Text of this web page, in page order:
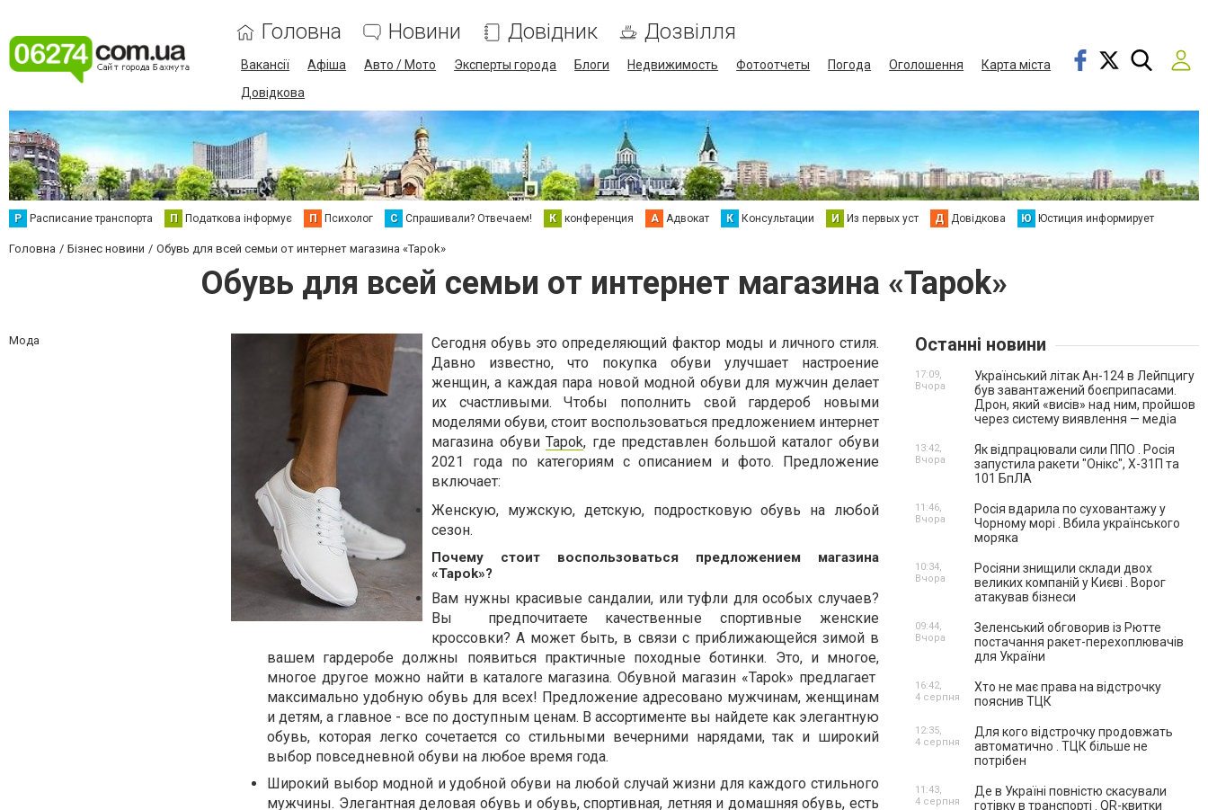
Головна Новини Довідник Дозвілля
Вакансії Афіша Авто / Мото Эксперты города Блоги Недвижимость Фотоотчеты Погода Оголошення
Карта міста
Довідкова
Р Расписание транспорта П Податкова інформує П Психолог С Спрашивали? Отвечаем! К конференция А Адвокат К Консультации И Из первых уст Д Довідкова Ю Юстиция информирует
Головна Бізнес новини Обувь для всей семьи от интернет магазина «Tapok»
Обувь для всей семьи от интернет магазина «Tapok»
Мода
Сегодня обувь это определяющий фактор моды и личного стиля.
Давно известно, что покупка обуви улучшает настроение
женщин, а каждая пара новой модной обуви для мужчин делает
их счастливыми. Чтобы пополнить свой гардероб новыми
моделями обуви, стоит воспользоваться предложением интернет
магазина обувиTapok, где представлен большой каталог обуви
2021 года по категориям с описанием и фото. Предложение
включает:
Женскую, мужскую, детскую, подростковую обувь на любой
сезон.
Почему стоит воспользоваться предложением магазина
«Tapok»?
Вам нужны красивые сандалии, или туфли для особых случаев?
Вы
предпочитаете качественные спортивные женские
кроссовки? А может быть, в связи с приближающейся зимой в
вашем гардеробе должны появиться практичные походные ботинки. Это, и многое,
многое другое можно найти в каталоге магазина. Обувной магазин «Tapok» предлагает
максимально удобную обувь для всех! Предложение адресовано мужчинам, женщинам
и детям, а главное - все по доступным ценам. В ассортименте вы найдете как элегантную
обувь, которая легко сочетается со стильными вечерними нарядами, так и широкий
выбор повседневной обуви на любое время года.
Широкий выбор модной и удобной обуви на любой случай жизни для каждого стильного
мужчины. Элегантная деловая обувь и обувь, спортивная, летняя и домашняя обувь, есть
Останні новини
Український літак Ан-124 в Лейпцигу
був завантажений боєприпасами.
Дрон, який «висів» над ним, пройшов
через систему виявлення — медіа
17:09,
Вчора
Як відпрацювали сили ППО . Росія
запустила ракети "Онікс", Х-31П та
101 БпЛА
13:42,
Вчора
Росія вдарила по суховантажу у
Чорному морі . Вбила українського
моряка
11:46,
Вчора
Росіяни знищили склади двох
великих компаній у Києві . Ворог
атакував бізнеси
10:34,
Вчора
Зеленський обговорив із Рютте
постачання ракет-перехоплювачів
для України
09:44,
Вчора
Хто не має права на відстрочку
пояснив ТЦК
16:42,
4 серпня
Для кого відстрочку продовжать
автоматично . ТЦК більше не
потрібен
12:35,
4 серпня
Де в Україні повністю скасували
готівку в транспорті . QR-квитки
11:43,
4 серпня